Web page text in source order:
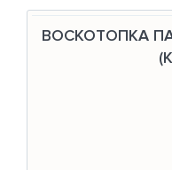
ВОСКОТОПКА